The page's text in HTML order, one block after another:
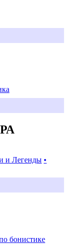
и Легенды •
бонистике